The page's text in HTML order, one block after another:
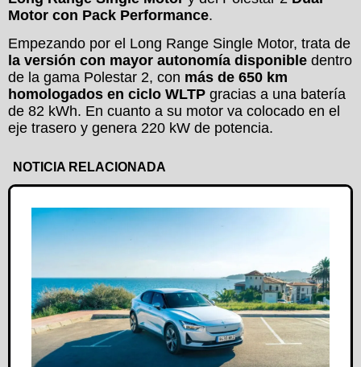
Motor con Pack Performance.
Empezando por el Long Range Single Motor, trata de
la versión con mayor autonomía disponible dentro
de la gama Polestar 2, con más de 650 km
homologados en ciclo WLTP gracias a una batería
de 82 kWh. En cuanto a su motor va colocado en el
eje trasero y genera 220 kW de potencia.
NOTICIA RELACIONADA